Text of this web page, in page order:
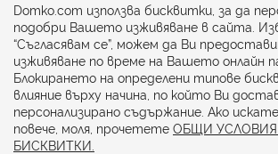
Начини на плащане:
Domko.com използва бисквитки, за да
подобри Вашето изживяване в сайта.
“Съгласявам се”, можем да Ви
изживяване по време на Вашето онлайн
Блокирането на определени типове
влияние върху начина, по който Ви
персонализирано съдържание. Ако
повече, моля, прочетете ОБЩИ УСЛОВИЯ
БИСКВИТКИ.